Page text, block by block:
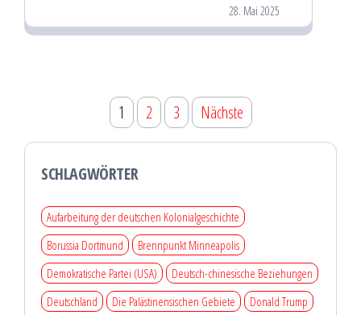
28. Mai 2025
Seitennummerierung
der
Beiträge
1 2 3 Nächste
SCHLAGWÖRTER
Aufarbeitung der deutschen Kolonialgeschichte
Borussia Dortmund
Brennpunkt Minneapolis
Demokratische Partei (USA)
Deutsch-chinesische Beziehungen
Deutschland
Die Palästinensischen Gebiete
Donald Trump